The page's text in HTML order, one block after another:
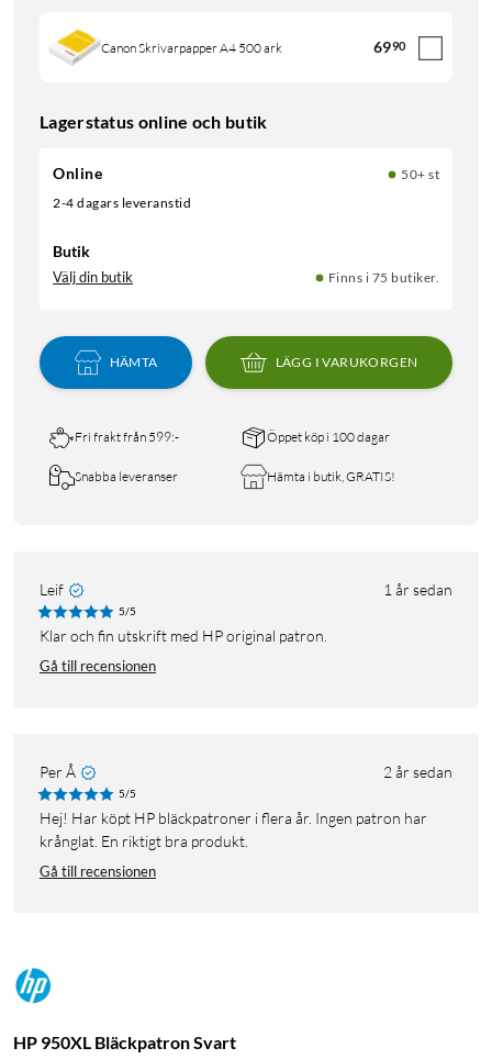
Canon Skrivarpapper A4 500 ark 6990
Lagerstatus online och butik
Online
50+ st
2-4 dagars leveranstid
Butik
Välj din butik Finns i 75 butiker.
HÄMTA LÄGG I VARUKORGEN
Fri frakt från 599:- Öppet köp i 100 dagar
Snabba leveranser Hämta i butik, GRATIS!
Leif 1 år sedan
5/5
Klar och fin utskrift med HP original patron.
Gå till recensionen
Per Å 2 år sedan
5/5
Hej! Har köpt HP bläckpatroner i flera år. Ingen patron har
krånglat. En riktigt bra produkt.
Gå till recensionen
HP 950XL Bläckpatron Svart